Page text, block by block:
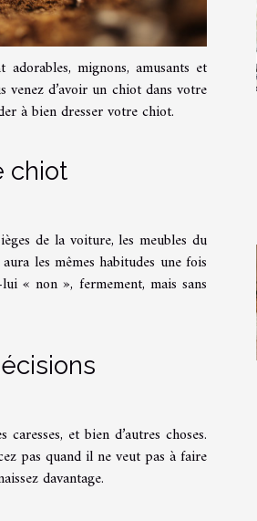
mignons, amusants et
venez d’avoir un chiot dans votre
à bien dresser votre chiot.
chiot
de la voiture, les meubles du
les mêmes habitudes une fois
« non », fermement, mais sans
et bien d’autres choses.
pas quand il ne veut pas à faire
davantage.